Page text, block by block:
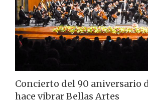
Concierto del 90 aniversario
hace vibrar Bellas Artes